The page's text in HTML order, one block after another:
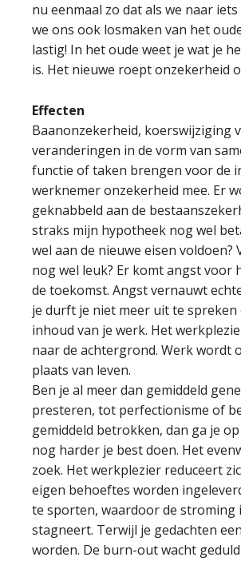
nu eenmaal zo dat als we naar
we ons ook losmaken van het
lastig! In het oude weet je wat je
is. Het nieuwe roept onzekerheid
Effecten
Baanonzekerheid, koerswijziging
veranderingen in de vorm van
functie of taken brengen voor de
werknemer onzekerheid mee. Er
geknabbeld aan de
straks mijn hypotheek nog wel
wel aan de nieuwe eisen voldoen?
nog wel leuk? Er komt angst voor
de toekomst. Angst vernauwt
je durft je niet meer uit te spreken
inhoud van je werk. Het
naar de achtergrond. Werk wordt
plaats van leven.
Ben je al meer dan gemiddeld
presteren, tot perfectionisme of
gemiddeld betrokken, dan ga je
nog harder je best doen. Het
zoek. Het werkplezier reduceert
eigen behoeftes worden
te sporten, waardoor de stroming
stagneert. Terwijl je gedachten
worden. De burn-out wacht